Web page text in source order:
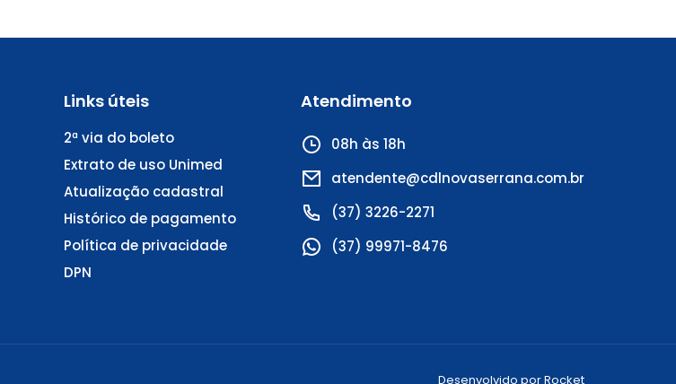
Links úteis
2ª via do boleto
Extrato de uso Unimed
Atualização cadastral
Histórico de pagamento
Política de privacidade
DPN
Atendimento
08h às 18h
atendente@cdlnovaserrana.com.br
(37) 3226-2271
(37) 99971-8476
Desenvolvido porRocket